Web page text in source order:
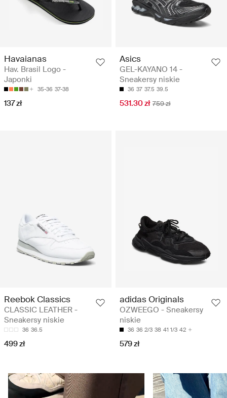
Havaianas
Hav. Brasil Logo -
Japonki
35-36 37-38
137 zł
Asics
GEL-KAYANO 14 -
Sneakersy niskie
36 37 37.5 39.5
531.30 zł 759 zł
Reebok Classics
CLASSIC LEATHER -
Sneakersy niskie
36 36.5
499 zł
adidas Originals
OZWEEGO - Sneakersy
niskie
36 36 2/3 38 41 1/3 42
579 zł